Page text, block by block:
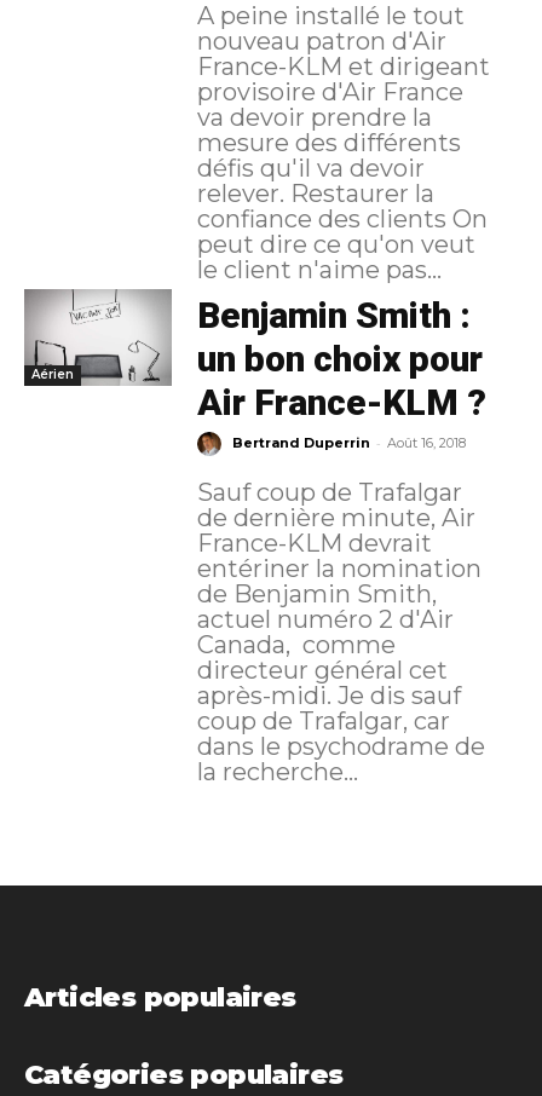
A peine installé le tout
nouveau patron d'Air
France-KLM et dirigeant
provisoire d'Air France
va devoir prendre la
mesure des différents
défis qu'il va devoir
relever. Restaurer la
confiance des clients On
peut dire ce qu'on veut
le client n'aime pas...
Aérien
Benjamin Smith :
un bon choix pour
Air France-KLM ?
Bertrand Duperrin - Août 16, 2018
Sauf coup de Trafalgar
de dernière minute, Air
France-KLM devrait
entériner la nomination
de Benjamin Smith,
actuel numéro 2 d'Air
Canada, comme
directeur général cet
après-midi. Je dis sauf
coup de Trafalgar, car
dans le psychodrame de
la recherche...
Articles populaires
Catégories populaires